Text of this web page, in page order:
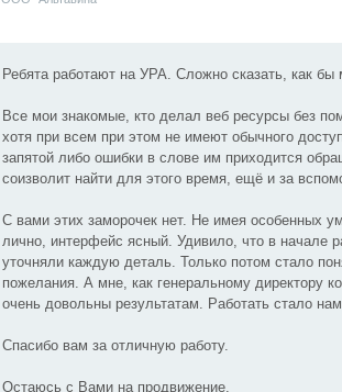
Ребята работают на УРА. Сложно сказать, как бы
Все мои знакомые, кто делал веб ресурсы без
хотя при всем при этом не имеют обычного
запятой либо ошибки в слове им приходится
соизволит найти для этого время, ещё и за
С вами этих заморочек нет. Не имея особенных
лично, интерфейс ясный. Удивило, что в начале
уточняли каждую деталь. Только потом стало
пожелания. А мне, как генеральному директору
очень довольны результатам. Работать стало
Спасибо вам за отличную работу.
Остаюсь с Вами на продвижение.